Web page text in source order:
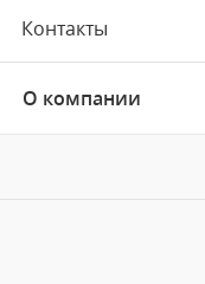
Контакты
О компании